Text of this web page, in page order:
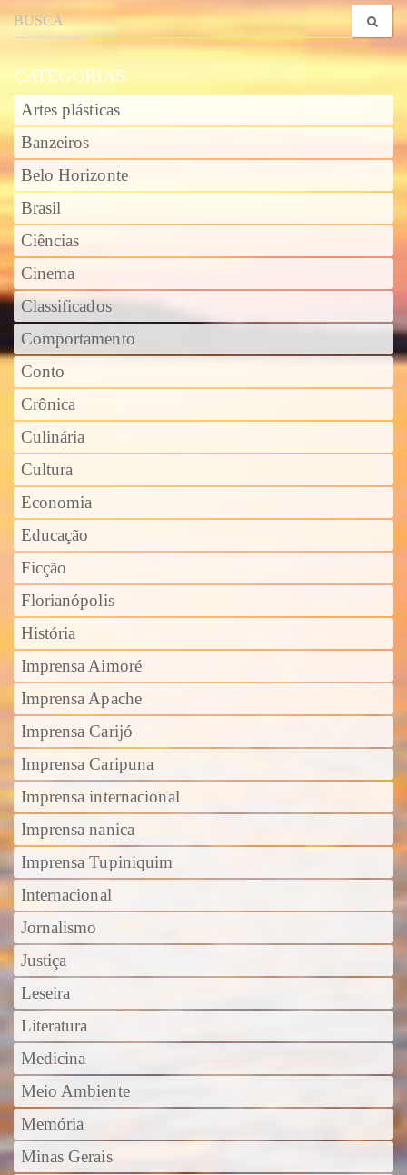
CATEGORIAS
Artes plásticas
Banzeiros
Belo Horizonte
Brasil
Ciências
Cinema
Classificados
Comportamento
Conto
Crônica
Culinária
Cultura
Economia
Educação
Ficção
Florianópolis
História
Imprensa Aimoré
Imprensa Apache
Imprensa Carijó
Imprensa Caripuna
Imprensa internacional
Imprensa nanica
Imprensa Tupiniquim
Internacional
Jornalismo
Justiça
Leseira
Literatura
Medicina
Meio Ambiente
Memória
Minas Gerais